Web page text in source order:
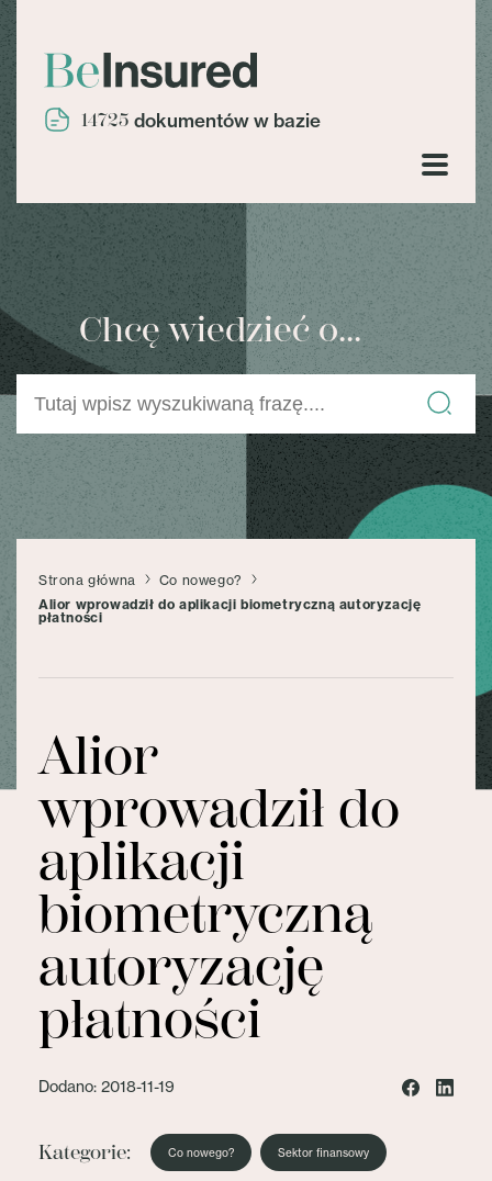
14725 dokumentów w bazie
Chcę wiedzieć o...
Strona główna
Co nowego?
Alior wprowadził do aplikacji biometryczną autoryzację
płatności
Alior
wprowadził do
aplikacji
biometryczną
autoryzację
płatności
Dodano: 2018-11-19
Kategorie: Co nowego? Sektor finansowy